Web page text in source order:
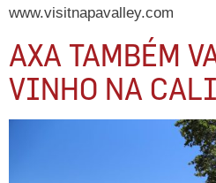
www.visitnapavalley.com
AXA TAMBÉM
VINHO NA